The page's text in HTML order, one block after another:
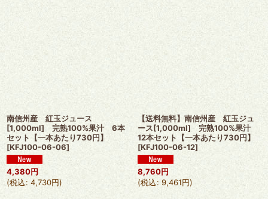
南信州産 紅玉ジュース
[1,000ml] 完熟100%果汁 6本
セット【一本あたり730円】
[KFJ100-06-06]
4,380円
(税込: 4,730円)
【送料無料】南信州産 紅玉ジュ
ース[1,000ml] 完熟100%果汁
12本セット【一本あたり730円】
[KFJ100-06-12]
8,760円
(税込: 9,461円)